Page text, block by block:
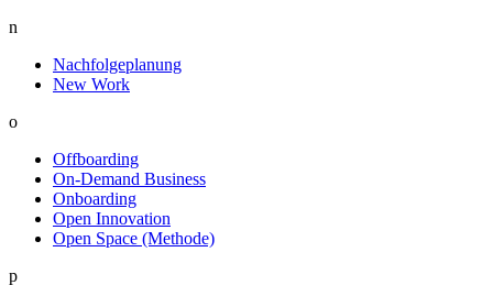
n
Nachfolgeplanung
New Work
o
Offboarding
On-Demand Business
Onboarding
Open Innovation
Open Space (Methode)
p